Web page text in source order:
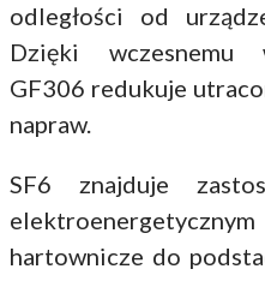
odległości od
Dzięki wczesnemu
GF306 redukuje
napraw.
SF6 znajduje
hartownicze do